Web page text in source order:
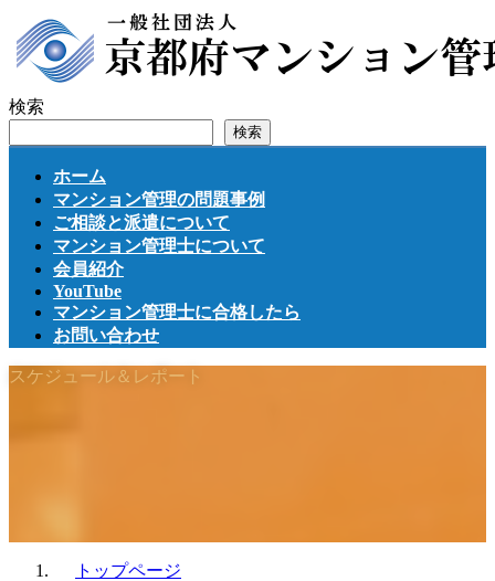
ン
テ
ツ
ビ
ゲ
シ
検索
検索
ホーム
マンション管理の問題事例
ご相談と派遣について
マンション管理士について
会員紹介
YouTube
マンション管理士に合格したら
お問い合わせ
スケジュール＆レポート
トップページ